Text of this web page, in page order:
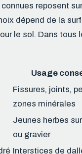
reposent
dépend de la
le sol. Dans
Usage
Fissures, joints,
zones minérales
Jeunes herbes
ou gravier
Interstices de